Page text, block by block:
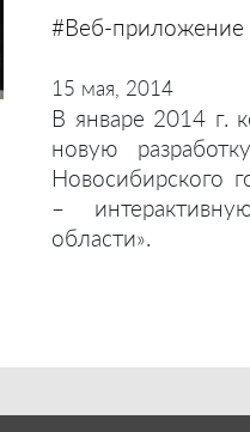
#Веб-приложение
15 мая, 2014
В январе 2014 г.
новую
Новосибирского
–
области».